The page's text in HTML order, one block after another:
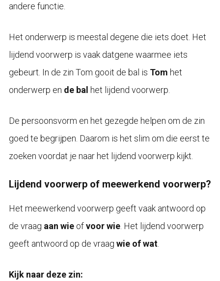
andere functie.
Het onderwerp is meestal degene die iets doet. Het
lijdend voorwerp is vaak datgene waarmee iets
gebeurt. In de zin Tom gooit de bal is Tom het
onderwerp en de bal het lijdend voorwerp.
De persoonsvorm en het gezegde helpen om de zin
goed te begrijpen. Daarom is het slim om die eerst te
zoeken voordat je naar het lijdend voorwerp kijkt.
Lijdend voorwerp of meewerkend voorwerp?
Het meewerkend voorwerp geeft vaak antwoord op
de vraag aan wieofvoor wie. Het lijdend voorwerp
geeft antwoord op de vraag wie of wat.
Kijk naar deze zin: